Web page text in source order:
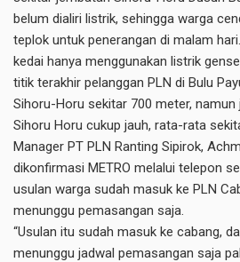
belum dialiri listrik, sehingga warga
teplok untuk penerangan di malam
kedai hanya menggunakan listrik
titik terakhir pelanggan PLN di Bulu
Sihoru-Horu sekitar 700 meter, namun
Sihoru Horu cukup jauh, rata-rata
Manager PT PLN Ranting Sipirok,
dikonfirmasi METRO melalui telepon
usulan warga sudah masuk ke PLN
menunggu pemasangan saja.
“Usulan itu sudah masuk ke cabang,
menunggu jadwal pemasangan saja